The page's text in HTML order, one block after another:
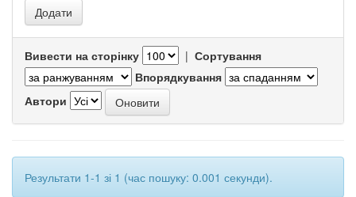
Вивести на сторінку | Сортування
Впорядкування
Автори
Результати 1-1 зі 1 (час пошуку: 0.001 секунди).